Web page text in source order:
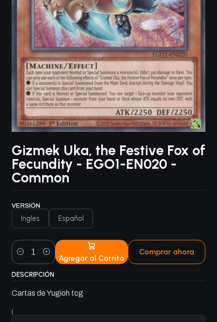
Gizmek Uka, the Festive Fox of
Fecundity - EGO1-EN020 -
Common
VERSIÓN
Ingles Español
Cantidad Agregar al Carrito
Comprar ahora
DESCRIPCIÓN
Cartas de Yugioh tcg
|